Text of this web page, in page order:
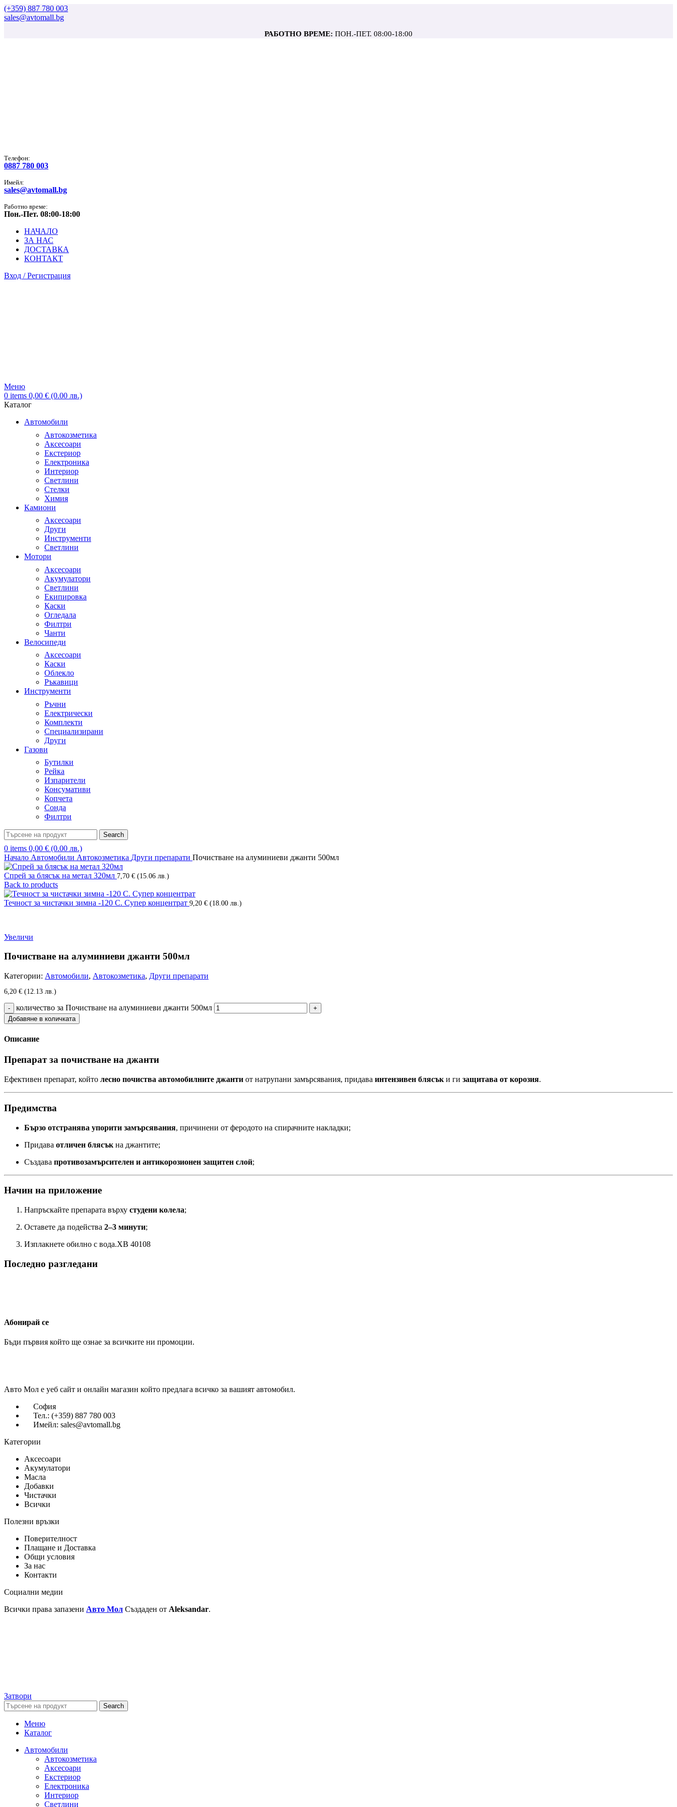
(+359) 887 780 003
sales@avtomall.bg
РАБОТНО ВРЕМЕ: ПОН.-ПЕТ. 08:00-18:00
Tелефон:
0887 780 003
Имейл:
sales@avtomall.bg
Работно време:
Пон.-Пет. 08:00-18:00
НАЧАЛО
ЗА НАС
ДОСТАВКА
КОНТАКТ
Вход / Регистрация
Меню
0 items 0,00 € (0.00 лв.)
Каталог
Автомобили
Автокозметика
Аксесоари
Екстериор
Електроника
Интериор
Светлини
Стелки
Химия
Камиони
Аксесоари
Други
Инструменти
Светлини
Мотори
Аксесоари
Акумулатори
Светлини
Екипировка
Каски
Огледала
Филтри
Чанти
Велосипеди
Аксесоари
Каски
Облекло
Ръкавици
Инструменти
Ръчни
Електрически
Комплекти
Специализирани
Други
Газови
Бутилки
Рейка
Изпарители
Консумативи
Копчета
Сонда
Филтри
Search
0 items 0,00 € (0.00 лв.)
Начало Автомобили Автокозметика Други препарати Почистване на алуминиеви джанти 500мл
Спрей за блясък на метал 320мл 7,70 € (15.06 лв.)
Back to products
Течност за чистачки зимна -120 С. Супер концентрат 9,20 € (18.00 лв.)
Увеличи
Почистване на алуминиеви джанти 500мл
Категории: Автомобили, Автокозметика, Други препарати
6,20 € (12.13 лв.)
количество за Почистване на алуминиеви джанти 500мл
Добавяне в количката
Описание
Препарат за почистване на джанти
Ефективен препарат, който лесно почиства автомобилните джанти от натрупани замърсявания, придава интензивен блясък и ги защитава от корозия.
Предимства
Бързо отстранява упорити замърсявания, причинени от феродото на спирачните накладки;
Придава отличен блясък на джантите;
Създава противозамърсителен и антикорозионен защитен слой;
Начин на приложение
Напръскайте препарата върху студени колела;
Оставете да подейства 2–3 минути;
Изплакнете обилно с вода.XB 40108
Последно разгледани
Абонирай се
Бъди първия който ще ознае за всичките ни промоции.
Авто Мол е уеб сайт и онлайн магазин който предлага всичко за вашият автомобил.
София
Тел.: (+359) 887 780 003
Имейл: sales@avtomall.bg
Категории
Аксесоари
Акумулатори
Масла
Добавки
Чистачки
Всички
Полезни връзки
Поверителност
Плащане и Доставка
Общи условия
За нас
Контакти
Социални медии
Всички права запазени Авто Мол Създаден от Aleksandar.
Затвори
Search
Меню
Каталог
Автомобили
Автокозметика
Аксесоари
Екстериор
Електроника
Интериор
Светлини